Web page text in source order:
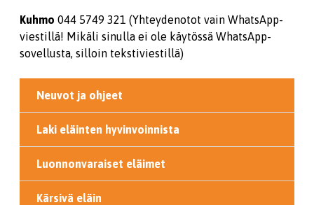
Kuhmo 044 5749 321 (Yhteydenotot vain WhatsApp-
viestillä! Mikäli sinulla ei ole käytössä WhatsApp-
sovellusta, silloin tekstiviestillä)
Neuvot ja ohjeet
Laki eläinten hyvinvoinnista
Luonnonvaraiset eläimet
Kärsivä eläin